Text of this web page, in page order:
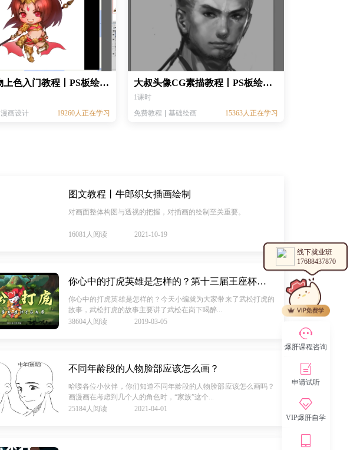
卡通人物上色入门教程丨PS板绘教程 丨CG绘画教程
漫画设计 19260人正在学习
大叔头像CG素描教程丨PS板绘教程 丨CG绘画教程
1课时
免费教程
基础绘画 15363人正在学习
图文教程丨牛郎织女插画绘制
对画面整体构图与透视的把握，对插画的绘制至关重要。
16081人阅读 2021-10-19
你心中的打虎英雄是怎样的？第十三届王座杯现面向全国征稿~
你心中的打虎英雄是怎样的？今天小编就为大家带来了武松打虎的
故事，武松打虎的故事主要讲了武松在岗下喝醉...
38604人阅读
2019-03-05
不同年龄段的人物脸部应该怎么画？
哈喽各位小伙伴，你们知道不同年龄段的人物脸部应该怎么画吗？
画漫画在考虑到几个人的角色时，“家族”这个...
25184人阅读
2021-04-01
线下就业班
17688437870
爆肝课程咨询
申请试听
VIP爆肝自学